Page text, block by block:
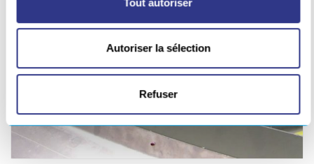
Autoriser la sélection
Refuser